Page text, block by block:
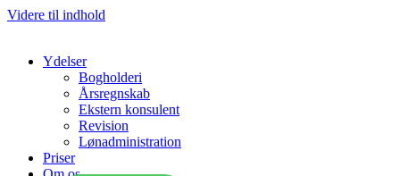
Videre til indhold
Ydelser
Bogholderi
Årsregnskab
Ekstern konsulent
Revision
Lønadministration
Priser